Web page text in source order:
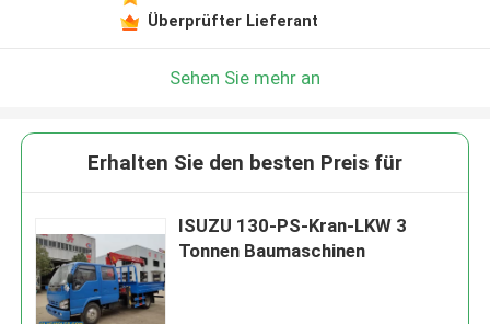
Überprüfter Lieferant
Sehen Sie mehr an
Erhalten Sie den besten Preis für
ISUZU 130-PS-Kran-LKW 3
Tonnen Baumaschinen